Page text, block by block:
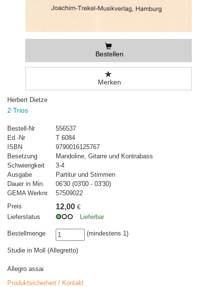
Bestellen
Merken
Herbert Dietze
2 Trios
Bestell-Nr
556537
Ed.-Nr
T 6084
ISBN
9790016125767
Besetzung
Mandoline, Gitarre und Kontrabass
Schwierigkeit
3-4
Ausgabe
Partitur und Stimmen
Dauer in Min.
06'30 (03'00 - 03'30)
GEMA Werknr.
57509022
Preis
12,00 €
Lieferstatus
Lieferbar
Bestellmenge (mindestens 1)
Studie in Moll (Allegretto)
Allegro assai
Produktsicherheit / Kontakt